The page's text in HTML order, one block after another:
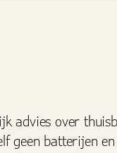
advies over
geen batterijen